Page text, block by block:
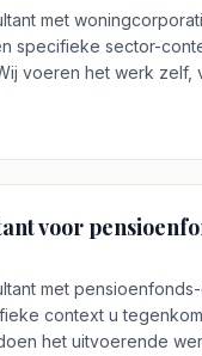
met
specifieke sector-
voeren het werk zelf,
Plan een vrijblijvend
voor
met
context u
het uitvoerende